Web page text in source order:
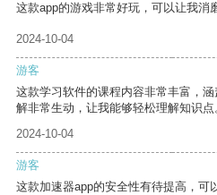
这款app的游戏非常好玩，可以让我消
2024-10-04
游客
这款学习软件的课程内容非常丰富，
解非常生动，让我能够轻松理解知识点
2024-10-04
游客
这款加速器app的安全性有待提高，可